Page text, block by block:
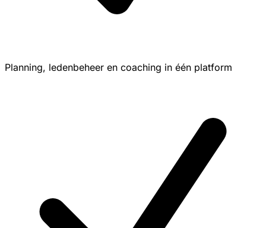
Planning, ledenbeheer en coaching in één platform